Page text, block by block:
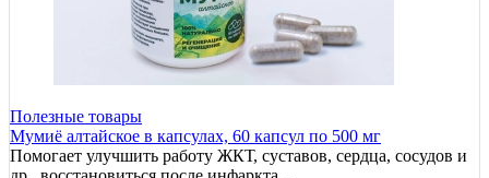
Полезные товары
Мумиё алтайское в капсулах, 60 капсул по 500 мг
Помогает улучшить работу ЖКТ, суставов, сердца, сосудов и